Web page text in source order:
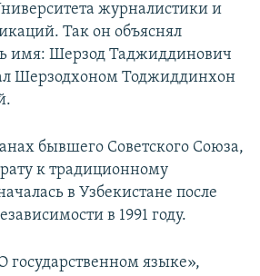
журналистики и
Так он объяснял
имя: Шерзод Таджиддинович
Шерзодхоном Тоджиддинхон
бывшего Советского Союза,
к традиционному
в Узбекистане после
в 1991 году.
государственном языке»,